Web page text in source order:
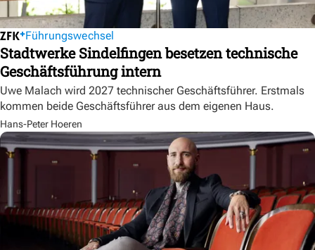
Führungswechsel
Stadtwerke Sindelfingen besetzen technische
Geschäftsführung intern
Uwe Malach wird 2027 technischer Geschäftsführer. Erstmals
kommen beide Geschäftsführer aus dem eigenen Haus.
Hans-Peter Hoeren